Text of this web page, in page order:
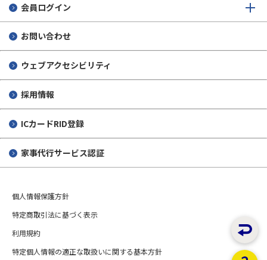
会員ログイン
お問い合わせ
ウェブアクセシビリティ
採用情報
ICカードRID登録
家事代行サービス認証
個人情報保護方針
特定商取引法に基づく表示
利用規約
特定個人情報の適正な取扱いに関する基本方針